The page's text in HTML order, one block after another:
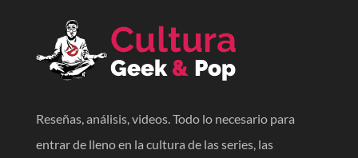
Reseñas, análisis, videos. Todo lo necesario para
entrar de lleno en la cultura de las series, las